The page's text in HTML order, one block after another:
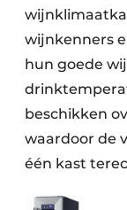
wijnkenners
hun goede
beschikken
waardoor de
één kast